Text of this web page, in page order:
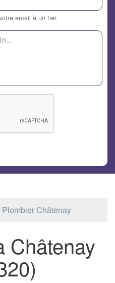
email à un tier.
Plombier Châtenay
Châtenay